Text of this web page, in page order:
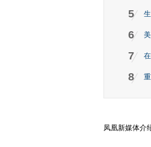
5
6
7
8
凤凰新媒体介